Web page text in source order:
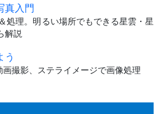
真入門
処理。明るい場所でもできる星雲・星
解説
う
画撮影、ステライメージで画像処理